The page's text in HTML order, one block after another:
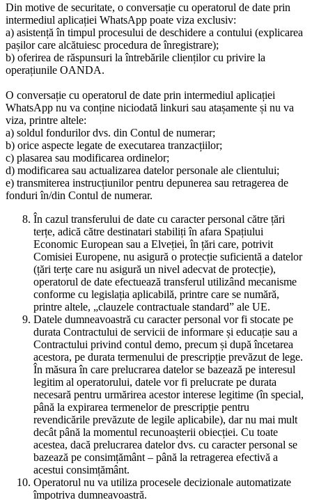
Din motive de securitate, o conversație cu operatorul de date prin
intermediul aplicației WhatsApp poate viza exclusiv:
a) asistență în timpul procesului de deschidere a contului (explicarea
pașilor care alcătuiesc procedura de înregistrare);
b) oferirea de răspunsuri la întrebările clienților cu privire la
operațiunile OANDA.
O conversație cu operatorul de date prin intermediul aplicației
WhatsApp nu va conține niciodată linkuri sau atașamente și nu va
viza, printre altele:
a) soldul fondurilor dvs. din Contul de numerar;
b) orice aspecte legate de executarea tranzacțiilor;
c) plasarea sau modificarea ordinelor;
d) modificarea sau actualizarea datelor personale ale clientului;
e) transmiterea instrucțiunilor pentru depunerea sau retragerea de
fonduri în/din Contul de numerar.
În cazul transferului de date cu caracter personal către țări
terțe, adică către destinatari stabiliți în afara Spațiului
Economic European sau a Elveției, în țări care, potrivit
Comisiei Europene, nu asigură o protecție suficientă a datelor
(țări terțe care nu asigură un nivel adecvat de protecție),
operatorul de date efectuează transferul utilizând mecanisme
conforme cu legislația aplicabilă, printre care se numără,
printre altele, „clauzele contractuale standard” ale UE.
Datele dumneavoastră cu caracter personal vor fi stocate pe
durata Contractului de servicii de informare și educație sau a
Contractului privind contul demo, precum și după încetarea
acestora, pe durata termenului de prescripție prevăzut de lege.
În măsura în care prelucrarea datelor se bazează pe interesul
legitim al operatorului, datele vor fi prelucrate pe durata
necesară pentru urmărirea acestor interese legitime (în special,
până la expirarea termenelor de prescripție pentru
revendicările prevăzute de legile aplicabile), dar nu mai mult
decât până la momentul recunoașterii obiecției. Cu toate
acestea, dacă prelucrarea datelor dvs. cu caracter personal se
bazează pe consimțământ – până la retragerea efectivă a
acestui consimțământ.
Operatorul nu va utiliza procesele decizionale automatizate
împotriva dumneavoastră.